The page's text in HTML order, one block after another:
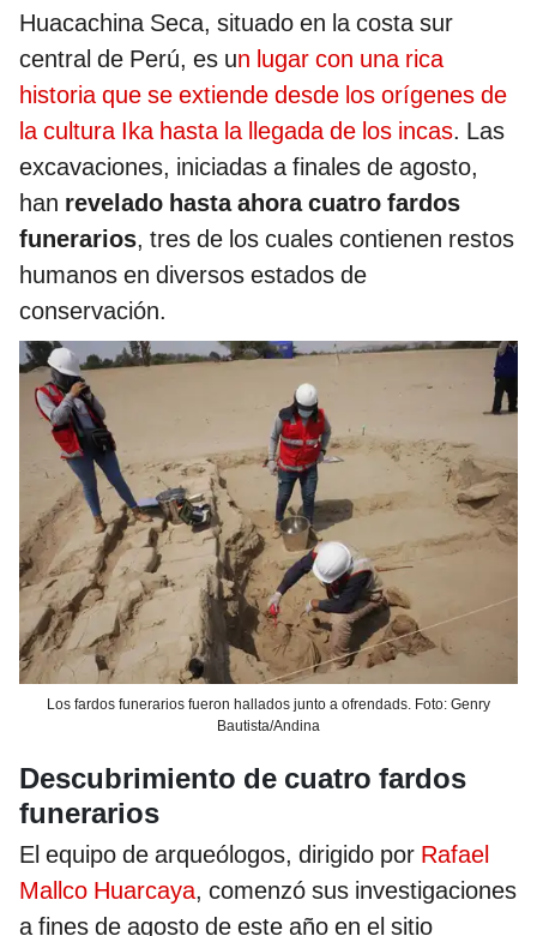
Huacachina Seca, situado en la costa sur
central de Perú, es un lugar con una rica
historia que se extiende desde los orígenes de
la cultura Ika hasta la llegada de los incas. Las
excavaciones, iniciadas a finales de agosto,
han revelado hasta ahora cuatro fardos
funerarios, tres de los cuales contienen restos
humanos en diversos estados de
conservación.
Los fardos funerarios fueron hallados junto a ofrendads. Foto: Genry
Bautista/Andina
Descubrimiento de cuatro fardos
funerarios
El equipo de arqueólogos, dirigido por Rafael
Mallco Huarcaya, comenzó sus investigaciones
a fines de agosto de este año en el sitio